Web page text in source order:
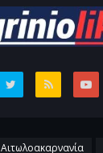
Αιτωλοακαρνανία